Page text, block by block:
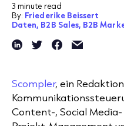
3 minute read
By: Friederike Beissert
Daten, B2B Sales, B2B
Scompler, ein
Content-, Social